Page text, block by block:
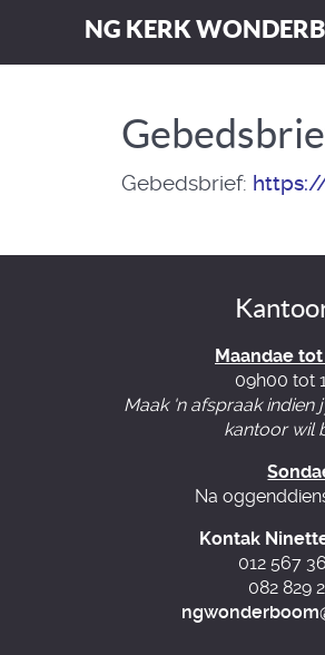
NG KERK
Gebedsbrief:
Maandae tot
09h00 tot
Maak 'n afspraak indien
kantoor wil
Na
Kontak
012 567
082 829